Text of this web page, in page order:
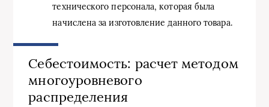
технического персонала, которая была
начислена за изготовление данного товара.
Себестоимость: расчет методом
многоуровневого
распределения